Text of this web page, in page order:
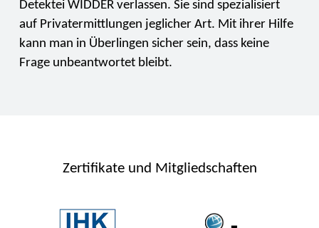
Detektei WIDDER verlassen. Sie sind spezialisiert
auf Privatermittlungen jeglicher Art. Mit ihrer Hilfe
kann man in Überlingen sicher sein, dass keine
Frage unbeantwortet bleibt.
Zertifikate und Mitgliedschaften